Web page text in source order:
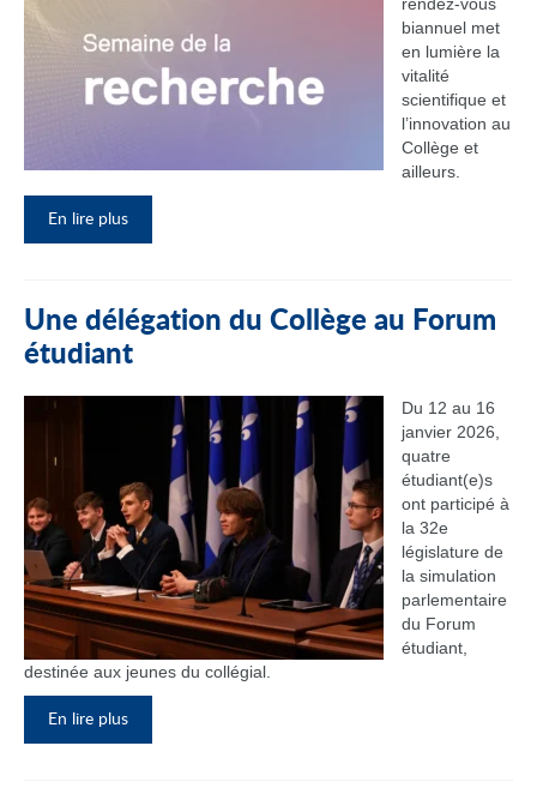
biannuel met
en lumière la
vitalité
scientifique et
l’innovation au
Collège et
ailleurs.
En lire plus
Une délégation du Collège au Forum
étudiant
Du 12 au 16
janvier 2026,
quatre
étudiant(e)s
ont participé à
la 32e
législature de
la simulation
parlementaire
du Forum
étudiant,
destinée aux jeunes du collégial.
En lire plus